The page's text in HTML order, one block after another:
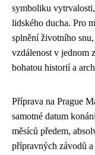
symboliku
lidského ducha. Pro
splnění životního
vzdálenost v jednom
bohatou historií a
Příprava na Prague
samotné datum
měsíců předem,
přípravných závodů